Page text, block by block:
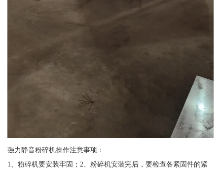
强力静音粉碎机操作注意事项：
1、粉碎机要安装牢固；2、粉碎机安装完后，要检查各紧固件的紧